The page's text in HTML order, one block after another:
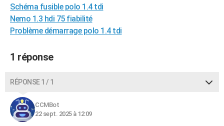
CARTE DE VOEUX
Carte de Noël
Carte Bonne année
Carte Saint-Valentin
Carte Pâques
Carte d'anniversaire
DICTIONNAIRE
PROGRAMME TV
FORUM
Schéma fusible polo 1.4 tdi
Nemo 1.3 hdi 75 fiabilité
Problème démarrage polo 1.4 tdi
1 réponse
RÉPONSE 1 / 1
CCMBot
22 sept. 2025 à 12:09